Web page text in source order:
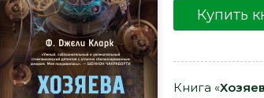
Купить
Книга «